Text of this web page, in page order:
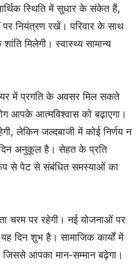
स्थिति में सुधार के संकेत हैं,
नियंत्रण रखें। परिवार के साथ
मिलेगी। स्वास्थ्य सामान्य
में प्रगति के अवसर मिल सकते
आपके आत्मविश्वास को बढ़ाएगा।
लेकिन जल्दबाजी में कोई निर्णय न
अनुकूल है। सेहत के प्रति
से पेट से संबंधित समस्याओं का
चरम पर रहेगी। नई योजनाओं पर
दिन शुभ है। सामाजिक कार्यों में
जिससे आपका मान-सम्मान बढ़ेगा।